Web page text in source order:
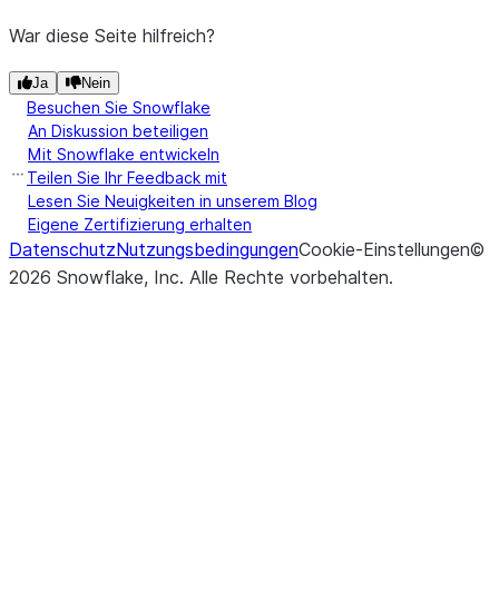
War diese Seite hilfreich?
Ja Nein
Besuchen Sie Snowflake
An Diskussion beteiligen
Mit Snowflake entwickeln
Teilen Sie Ihr Feedback mit
Lesen Sie Neuigkeiten in unserem Blog
Eigene Zertifizierung erhalten
DatenschutzNutzungsbedingungenCookie-Einstellungen©
2026 Snowflake, Inc. Alle Rechte vorbehalten.